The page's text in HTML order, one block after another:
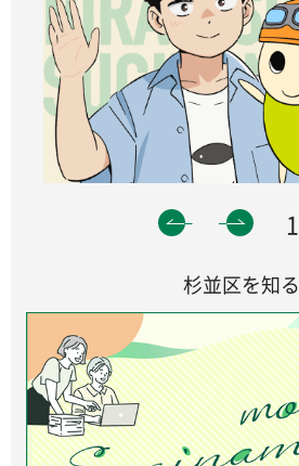
1
杉並区を知る